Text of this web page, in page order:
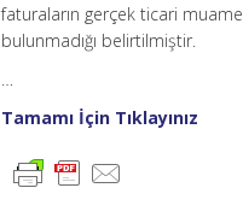
faturaların gerçek ticari
bulunmadığı belirtilmiştir.
Tamamı İçin Tıklayınız